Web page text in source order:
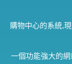
購物中心的系統,
一個功能強大的